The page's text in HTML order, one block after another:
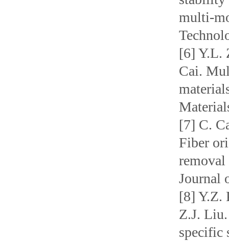
multi-
[6] Y.L.
Cai.
[7] C.
Fiber
removal
Journal
[8] Y.Z.
Z.J.
specific